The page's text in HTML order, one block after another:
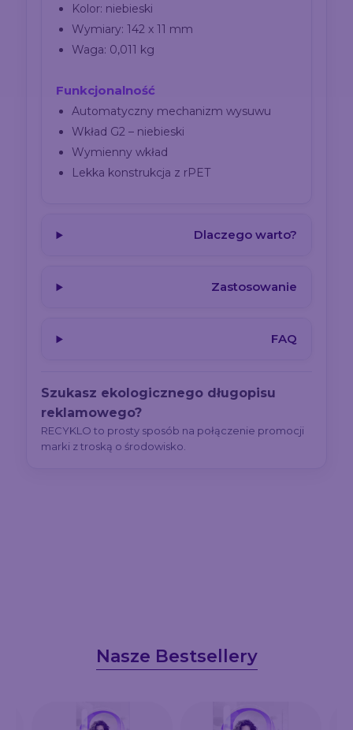
Kolor: niebieski
Wymiary: 142 x 11 mm
Waga: 0,011 kg
Funkcjonalność
Automatyczny mechanizm wysuwu
Wkład G2 – niebieski
Wymienny wkład
Lekka konstrukcja z rPET
Dlaczego warto?
Zastosowanie
FAQ
Szukasz ekologicznego długopisu
reklamowego?
RECYKLO to prosty sposób na połączenie promocji
marki z troską o środowisko.
Nasze Bestsellery